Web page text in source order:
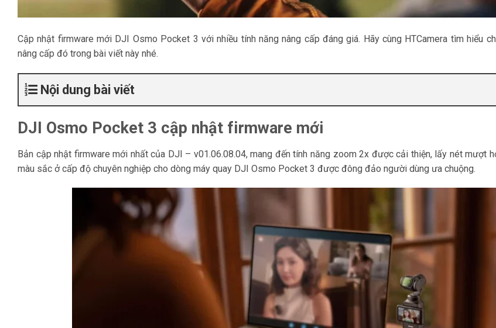
Cập nhật firmware mới DJI Osmo Pocket 3 với nhiều tính năng nâng cấp đáng giá. Hãy cùng HTCamera tìm hiểu
nâng cấp đó trong bài viết này nhé.
Nội dung bài viết
DJI Osmo Pocket 3 cập nhật firmware mới
Bản cập nhật firmware mới nhất của DJI – v01.06.08.04, mang đến tính năng zoom 2x được cải thiện, lấy nét mượt
màu sắc ở cấp độ chuyên nghiệp cho dòng máy quay DJI Osmo Pocket 3 được đông đảo người dùng ưa chuộng.